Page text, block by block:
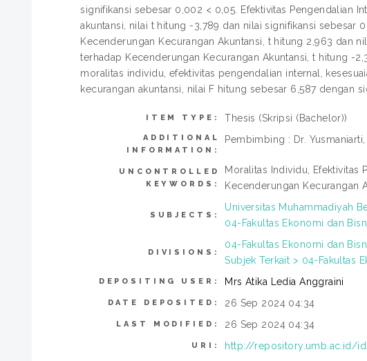
signifikansi sebesar 0,002 < 0,05. Efektivitas Pengendalian
akuntansi, nilai t hitung -3,789 dan nilai signifikansi sebesar
Kecenderungan Kecurangan Akuntansi, t hitung 2,963 dan
terhadap Kecenderungan Kecurangan Akuntansi, t hitung -
moralitas individu, efektivitas pengendalian internal,
kecurangan akuntansi, nilai F hitung sebesar 6,587 dengan
ITEM TYPE: Thesis (Skripsi (Bachelor))
ADDITIONAL
INFORMATION:
Pembimbing : Dr. Yusmaniarti,
UNCONTROLLED
KEYWORDS:
Moralitas Individu, Efektivitas
Kecenderungan Kecurangan
SUBJECTS:
Universitas Muhammadiyah
04-Fakultas Ekonomi dan
DIVISIONS:
04-Fakultas Ekonomi dan
Subjek Terkait > 04-Fakultas
DEPOSITING USER: Mrs Atika Ledia Anggraini
DATE DEPOSITED: 26 Sep 2024 04:34
LAST MODIFIED: 26 Sep 2024 04:34
URI: http://repository.umb.ac.id/